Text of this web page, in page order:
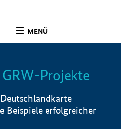
MENÜ
Info
Projekte
Beispiele erfolgreicher